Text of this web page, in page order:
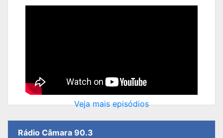
Veja mais episódios
Rádio Câmara 90.3